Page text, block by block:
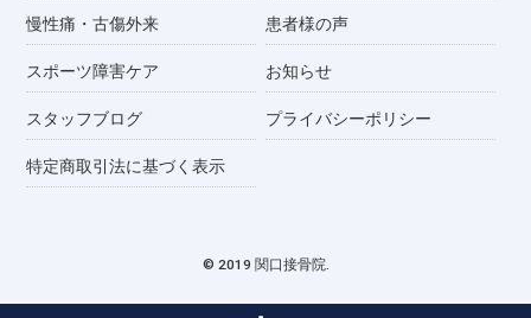
慢性痛・古傷外来 患者様の声
スポーツ障害ケア お知らせ
スタッフブログ プライバシーポリシー
特定商取引法に基づく表示
© 2019 関口接骨院.